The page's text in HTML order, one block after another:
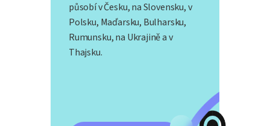
působí v Česku, na Slovensku, v
Polsku, Maďarsku, Bulharsku,
Rumunsku, na Ukrajině a v
Thajsku.